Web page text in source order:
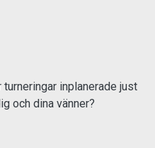
inplanerade just
och dina vänner?